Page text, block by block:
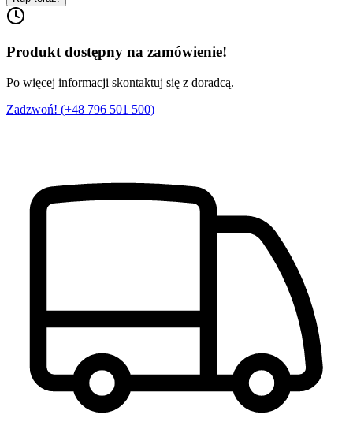
Produkt dostępny na zamówienie!
Po więcej informacji skontaktuj się z doradcą.
Zadzwoń! (+48 796 501 500)